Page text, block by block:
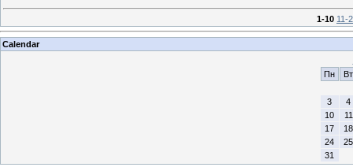
1-10 11-
Calendar
Пн
Вт
3
4
10
11
17
18
24
25
31